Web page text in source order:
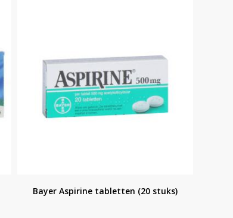
Bayer Aspirine tabletten (20 stuks)